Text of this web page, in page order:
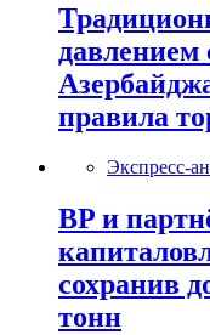
давлением
правила
Экспресс-
BP и
сохранив
тонн